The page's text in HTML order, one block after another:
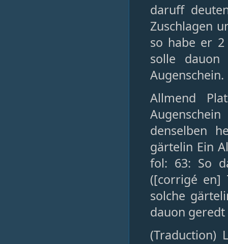
daruff
Zuschlagen
so habe er
solle
Augenschein.
Allmend
denselben
gärtelin Ein
fol: 63: So
([corrigé en]
solche
dauon geredt
(Traduction)